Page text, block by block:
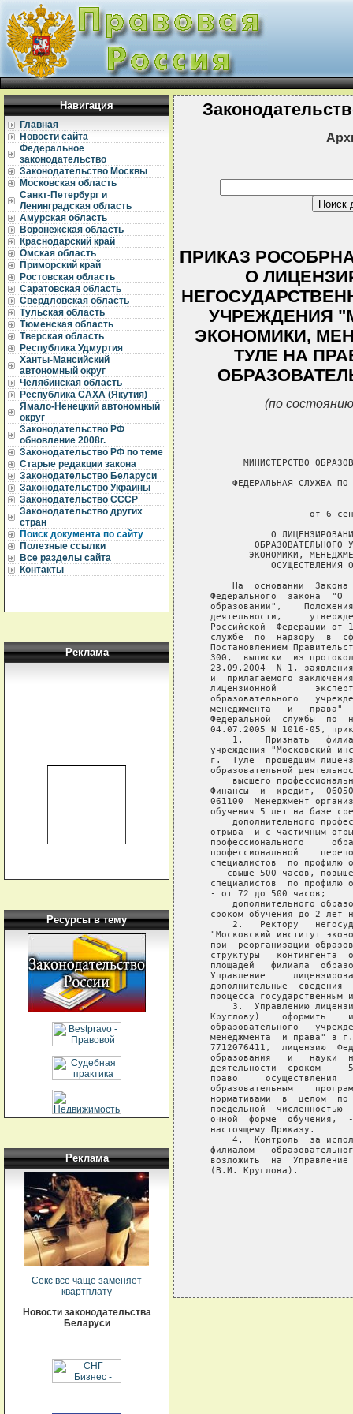
Навигация
Главная
Новости сайта
Федеральное
законодательство
Законодательство Москвы
Московская область
Санкт-Петербург и
Ленинградская область
Амурская область
Воронежская область
Краснодарский край
Омская область
Приморский край
Ростовская область
Саратовская область
Свердловская область
Тульская область
Тюменская область
Тверская область
Республика Удмуртия
Ханты-Мансийский
автономный округ
Челябинская область
Республика САХА (Якутия)
Ямало-Ненецкий автономный
округ
Законодательство РФ
обновление 2008г.
Законодательство РФ по теме
Старые редакции закона
Законодательство Беларуси
Законодательство Украины
Законодательство СССР
Законодательство других
стран
Поиск документа по сайту
Полезные ссылки
Все разделы сайта
Контакты
Реклама
Ресурсы в тему
Реклама
Секс все чаще заменяет
квартплату
Новости законодательства
Беларуси
ПРИКАЗ
О
УЧРЕЖДЕНИЯ
ЭКОНОМИКИ,
ТУЛЕ НА
(по
МИНИСТЕРСТВО
ФЕДЕРАЛЬНАЯ СЛУЖБА
от 6
О
ОБРАЗОВАТЕЛЬНОГО
ЭКОНОМИКИ,
ОСУЩЕСТВЛЕНИЯ
На  основании
Федерального  закона  "О
образовании",
деятельности,
Российской  Федерации от
службе  по  надзору  в
Постановлением
300,  выписки  из
23.09.2004  N 1,
и  прилагаемого
лицензионной
образовательного
менеджмента   и   права"
Федеральной  службы  по
04.07.2005 N 1016-05,
1.    Признать
учреждения "Московский
г.  Туле  прошедшим
образовательной
высшего
Финансы  и  кредит,
061100  Менеджмент
обучения 5 лет на базе
дополнительного
отрыва  и с частичным
профессионального
профессиональной
специалистов  по профилю
-  свыше 500 часов,
специалистов  по профилю
   - от 72 до 500 часов;
дополнительного
сроком обучения до 2 лет
2.   Ректору
"Московский институт
при  реорганизации
структуры   контингента
площадей   филиала
Управление
дополнительные  сведения
процесса государственным
3.  Управлению
Круглову)    оформить
образовательного
менеджмента  и права" в
7712076411,  лицензию
образования   и   науки
деятельности  сроком  -
право     осуществления
образовательным
нормативами  в  целом
предельной  численностью
очной  форме  обучения,
   настоящему Приказу.
4.  Контроль  за
филиалом
возложить  на
   (В.И. Круглова).